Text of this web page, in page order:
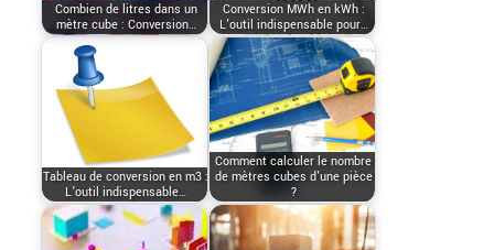
Combien de litres dans un
mètre cube : Conversion…
Conversion MWh en kWh :
L'outil indispensable pour…
Tableau de conversion en m3 :
L’outil indispensable…
Comment calculer le nombre
de mètres cubes d'une pièce
?